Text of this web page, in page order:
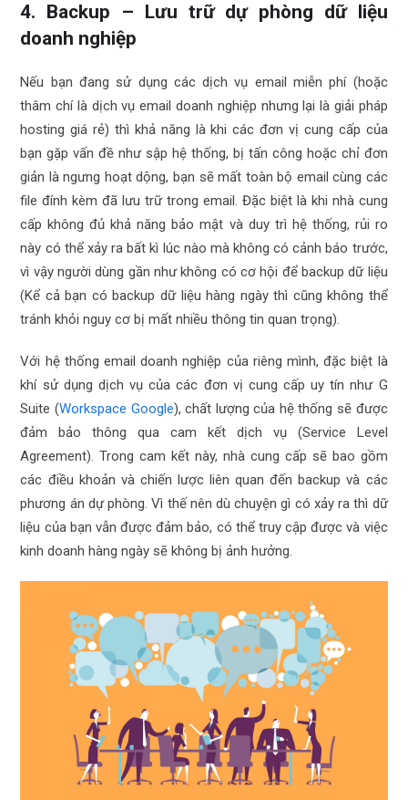
4. Backup – Lưu trữ dự phòng dữ liệu
doanh nghiệp
Nếu bạn đang sử dụng các dịch vụ email miễn phí (hoặc
thâm chí là dịch vụ email doanh nghiệp nhưng lại là giải pháp
hosting giá rẻ) thì khả năng là khi các đơn vị cung cấp của
bạn gặp vấn đề như sập hệ thống, bị tấn công hoặc chỉ đơn
giản là ngưng hoạt dộng, bạn sẽ mất toàn bộ email cùng các
file đính kèm đã lưu trữ trong email. Đặc biệt là khi nhà cung
cấp không đủ khả năng bảo mật và duy trì hệ thống, rủi ro
này có thể xảy ra bất kì lúc nào mà không có cảnh báo trước,
vì vậy người dùng gần như không có cơ hội để backup dữ liệu
(Kể cả bạn có backup dữ liệu hàng ngày thì cũng không thể
tránh khỏi nguy cơ bị mất nhiều thông tin quan trọng).
Với hệ thống email doanh nghiệp của riêng mình, đặc biệt là
khí sử dụng dịch vụ của các đơn vị cung cấp uy tín như G
Suite (Workspace Google), chất lượng của hệ thống sẽ được
đảm bảo thông qua cam kết dịch vụ (Service Level
Agreement). Trong cam kết này, nhà cung cấp sẽ bao gồm
các điều khoản và chiến lược liên quan đến backup và các
phương án dự phòng. Vì thế nên dù chuyện gì có xảy ra thì dữ
liệu của bạn vẫn được đảm bảo, có thể truy cập được và việc
kinh doanh hàng ngày sẽ không bị ảnh hưởng.